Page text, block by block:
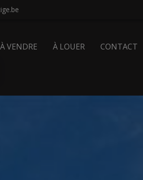
À VENDRE À LOUER CONTACT